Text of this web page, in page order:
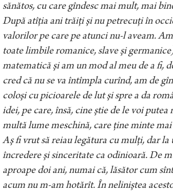
sănătos, cu care gîndesc mai mult, mai
După atîţia ani trăiţi şi nu petrecuţi în
valorilor pe care pe atunci nu-l aveam.
toate limbile romanice, slave şi
matematică şi am un mod al meu de a fi,
cred că nu se va întîmpla curînd, am de
coloşi cu picioarele de lut şi spre a da
idei, pe care, însă, cine ştie de le voi
multă lume meschină, care ţine minte
Aş fi vrut să reiau legătura cu mulţi, dar
încredere şi sinceritate ca odinioară. De
aproape doi ani, numai că, lăsător cum
acum nu m-am hotărît. În neliniştea